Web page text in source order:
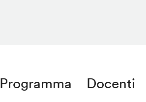
Programma Docenti